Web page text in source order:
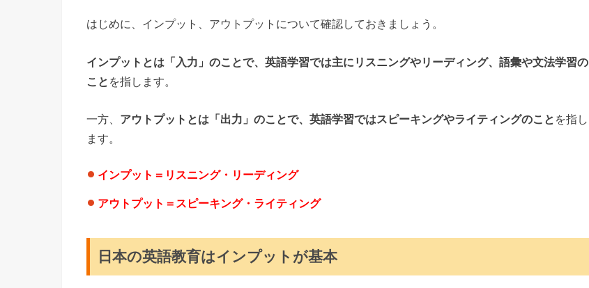
はじめに、インプット、アウトプットについて確認しておきましょう。
インプットとは「入力」のことで、英語学習では主にリスニングやリーディング、語彙や文法学習の
こと を指します。
一方、 アウトプットとは「出力」のことで、英語学習ではスピーキングやライティングのこと を指し
ます。
イ ンプット＝リスニング・リーディング
アウトプット＝スピーキング・ライティング
日本の英語教育はインプットが基本